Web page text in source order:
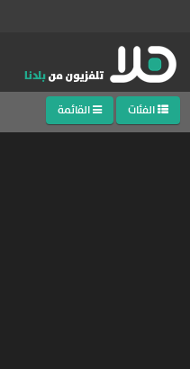
الفئات القائمة